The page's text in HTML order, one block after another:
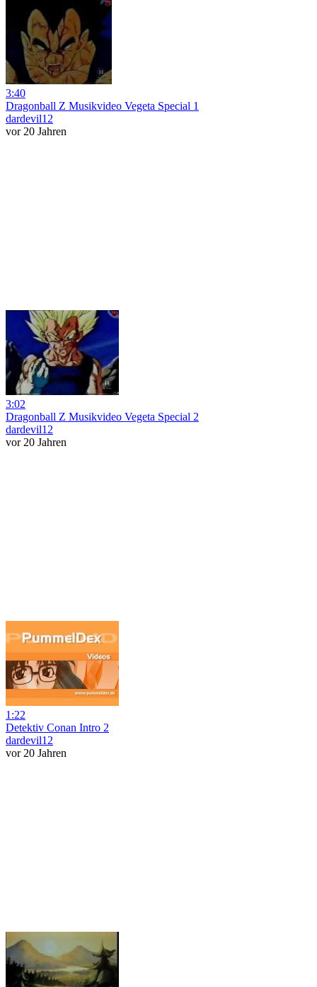
3:40
Dragonball Z Musikvideo Vegeta Special 1
dardevil12
vor 20 Jahren
3:02
Dragonball Z Musikvideo Vegeta Special 2
dardevil12
vor 20 Jahren
1:22
Detektiv Conan Intro 2
dardevil12
vor 20 Jahren